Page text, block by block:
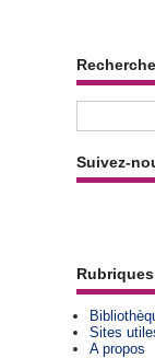
Recherche
Suivez-
Sites
A propos